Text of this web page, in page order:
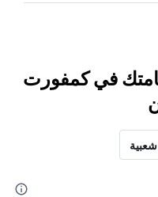
في كمفورت
شعبية